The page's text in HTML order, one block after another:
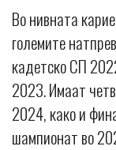
Во нивната
големите
кадетско СП
2023. Имаат
2024, како и
шампионат во